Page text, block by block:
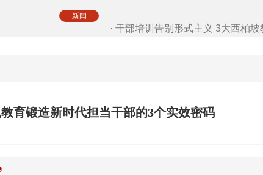
委员履职能力提升
代表履职能力提升
工会系统干部研修
乡村振兴专题培训
社会治理专题培训
中层履职能力提升
大思政课实践研修
红色教育研学课程
新闻
育锻造新时代担当干部的3个实效密码